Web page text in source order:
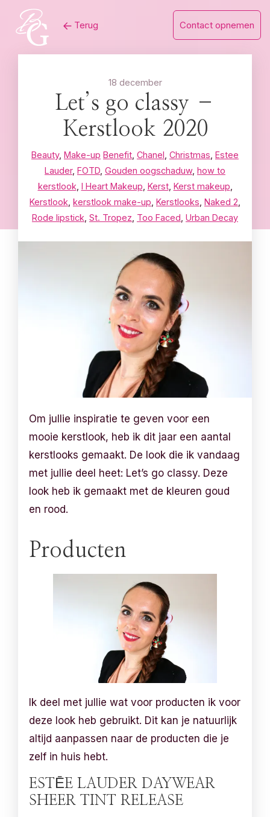
content
Terug Contact opnemen
18 december
Let’s go classy –
Kerstlook 2020
Beauty, Make-up Benefit Chanel Christmas Estee
Lauder, FOTD Gouden oogschaduw, how to
kerstlook I Heart Makeup Kerst, Kerst makeup
Kerstlook kerstlook make-up Kerstlooks Naked 2
Rode lipstick St. Tropez Too Faced Urban Decay
Om jullie inspiratie te geven voor een
mooie kerstlook, heb ik dit jaar een aantal
kerstlooks gemaakt. De look die ik vandaag
met jullie deel heet: Let’s go classy. Deze
look heb ik gemaakt met de kleuren goud
en rood.
Producten
Ik deel met jullie wat voor producten ik voor
deze look heb gebruikt. Dit kan je natuurlijk
altijd aanpassen naar de producten die je
zelf in huis hebt.
ESTĒE LAUDER DAYWEAR
SHEER TINT RELEASE